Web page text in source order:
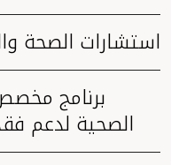
استشارات الصحة
برنامج
الصحية لدعم